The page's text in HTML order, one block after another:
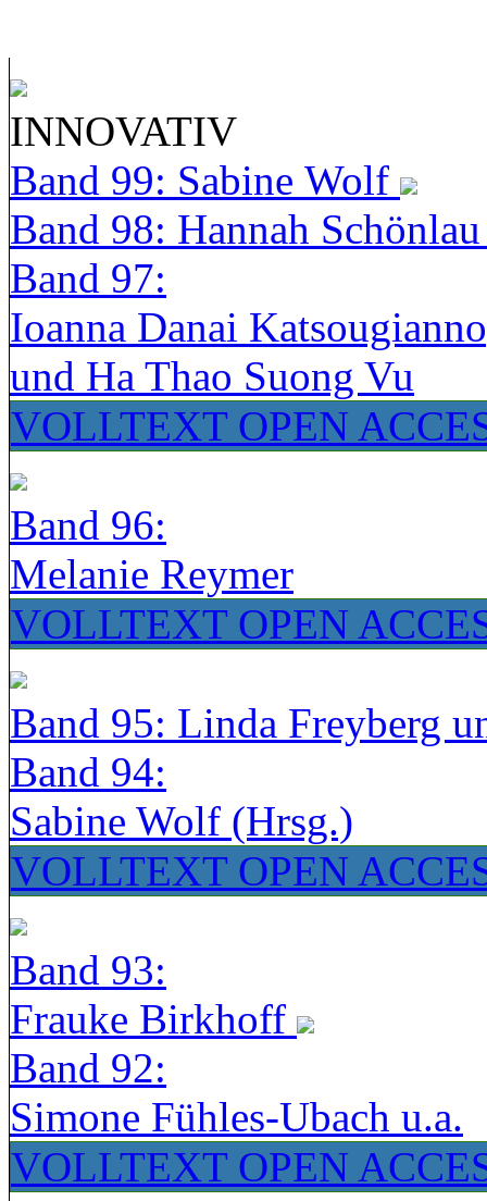
INNOVATIV
Band 99: Sabine Wolf
Band 98: Hannah
Band 97:
Ioanna Danai
und Ha Thao Suong Vu
VOLLTEXT OPEN
Band 96:
Melanie Reymer
VOLLTEXT OPEN
Band 95: Linda Freyberg
Band 94:
Sabine Wolf (Hrsg.)
VOLLTEXT OPEN
Band 93:
Frauke Birkhoff
Band 92:
Simone Fühles-Ubach u.a.
VOLLTEXT OPEN